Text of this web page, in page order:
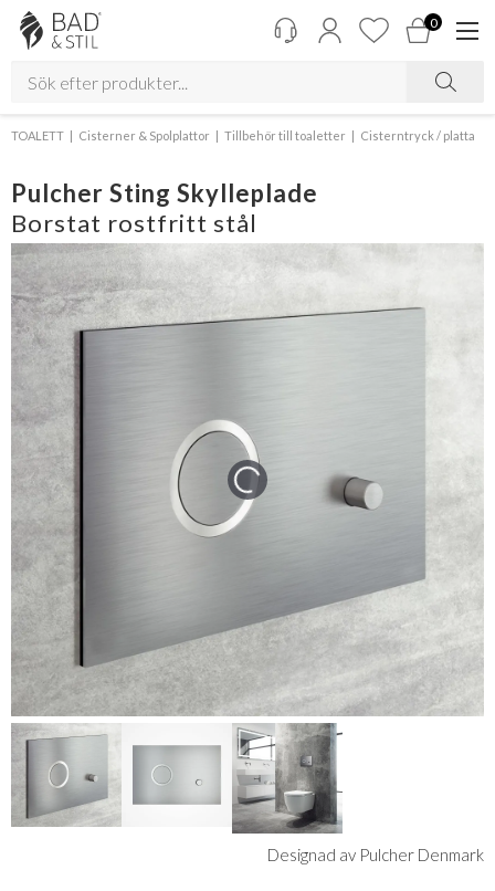
0
TOALETT Cisterner & Spolplattor Tillbehör till toaletter Cisterntryck / platta
Pulcher Sting Skylleplade
Borstat rostfritt stål
Designad av Pulcher Denmark